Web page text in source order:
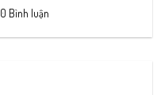
0 Bình luận